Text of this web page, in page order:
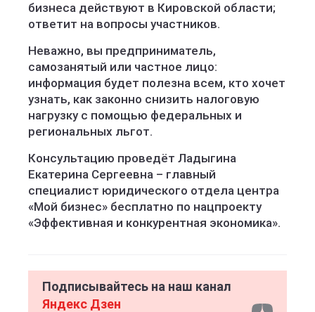
бизнеса действуют в Кировской области;
ответит на вопросы участников.
Неважно, вы предприниматель,
самозанятый или частное лицо:
информация будет полезна всем, кто хочет
узнать, как законно снизить налоговую
нагрузку с помощью федеральных и
региональных льгот.
Консультацию проведёт Ладыгина
Екатерина Сергеевна – главный
специалист юридического отдела центра
«Мой бизнес» бесплатно по нацпроекту
«Эффективная и конкурентная экономика».
Подписывайтесь на наш канал
Яндекс Дзен